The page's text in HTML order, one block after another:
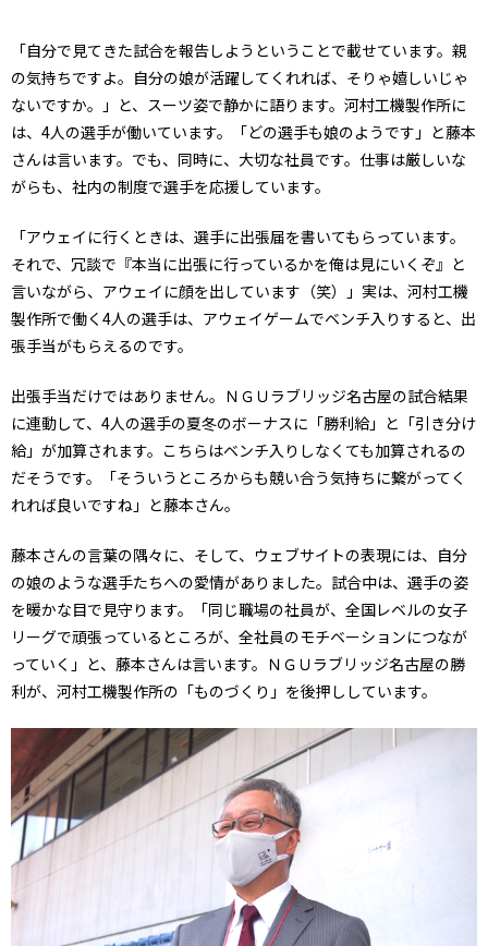
「自分で見てきた試合を報告しようということで載せています。親
の気持ちですよ。自分の娘が活躍してくれれば、そりゃ嬉しいじゃ
ないですか。」と、スーツ姿で静かに語ります。河村工機製作所に
は、4人の選手が働いています。「どの選手も娘のようです」と藤本
さんは言います。でも、同時に、大切な社員です。仕事は厳しいな
がらも、社内の制度で選手を応援しています。
「アウェイに行くときは、選手に出張届を書いてもらっています。
それで、冗談で『本当に出張に行っているかを俺は見にいくぞ』と
言いながら、アウェイに顔を出しています（笑）」実は、河村工機
製作所で働く4人の選手は、アウェイゲームでベンチ入りすると、出
張手当がもらえるのです。
出張手当だけではありません。ＮＧＵラブリッジ名古屋の試合結果
に連動して、4人の選手の夏冬のボーナスに「勝利給」と「引き分け
給」が加算されます。こちらはベンチ入りしなくても加算されるの
だそうです。「そういうところからも競い合う気持ちに繋がってく
れれば良いですね」と藤本さん。
藤本さんの言葉の隅々に、そして、ウェブサイトの表現には、自分
の娘のような選手たちへの愛情がありました。試合中は、選手の姿
を暖かな目で見守ります。「同じ職場の社員が、全国レベルの女子
リーグで頑張っているところが、全社員のモチベーションにつなが
っていく」と、藤本さんは言います。ＮＧＵラブリッジ名古屋の勝
利が、河村工機製作所の「ものづくり」を後押ししています。